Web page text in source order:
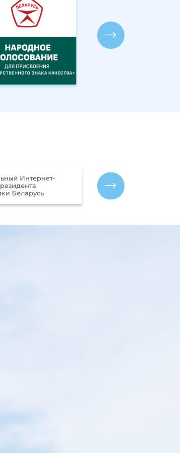
Портал рейтинговой оценки
качества оказания услуг
организациями Республики
Беларусь